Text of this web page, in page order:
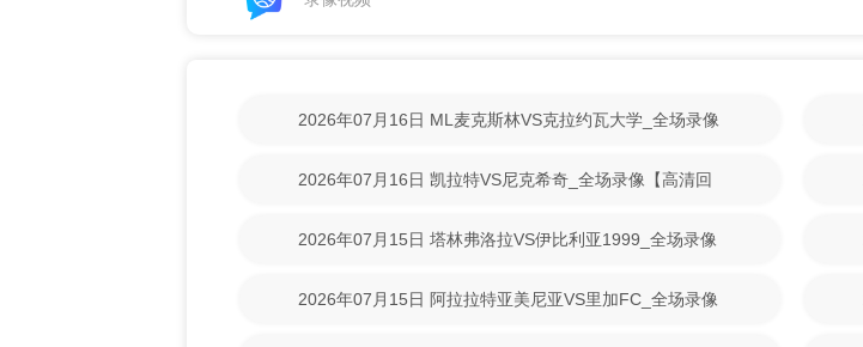
2026年07月16日 ML麦克斯林VS克拉约瓦大学_全场录像
2026年07月16日 凯拉特VS尼克希奇_全场录像【高清回
2026年07月15日 塔林弗洛拉VS伊比利亚1999_全场录像
2026年07月15日 阿拉拉特亚美尼亚VS里加FC_全场录像